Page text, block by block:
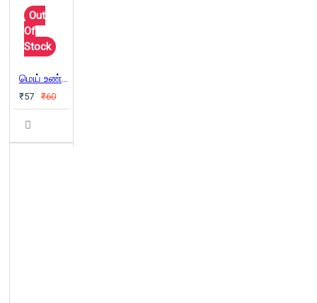
Out
Of
Stock
மெய் உண்மையும் உருபொருளும்
₹57 ₹60